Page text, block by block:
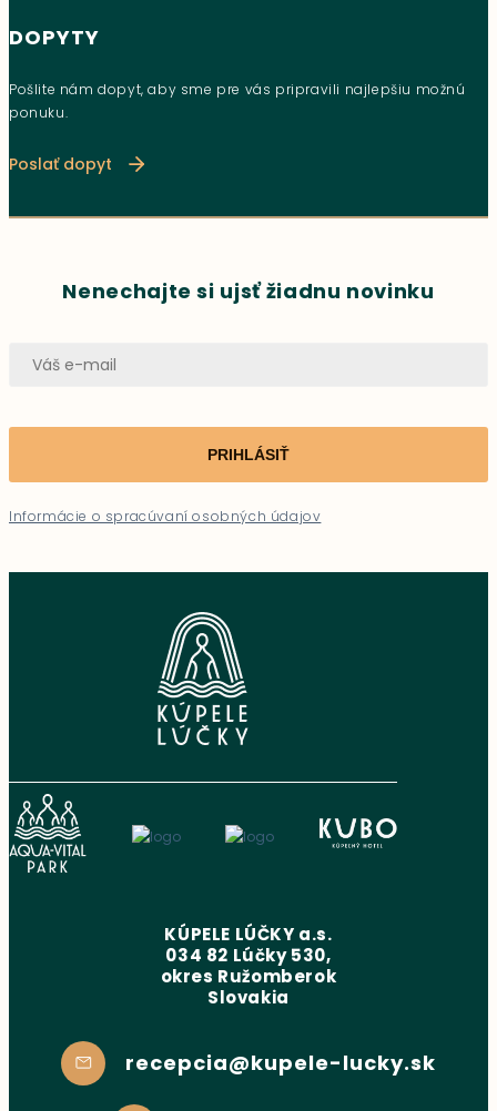
DOPYTY
Pošlite nám dopyt, aby sme pre vás pripravili najlepšiu možnú
ponuku.
Poslať dopyt
Nenechajte si ujsť žiadnu novinku
PRIHLÁSIŤ
Informácie o spracúvaní osobných údajov
KÚPELE LÚČKY a.s.
034 82 Lúčky 530,
okres Ružomberok
Slovakia
recepcia@kupele-lucky.sk